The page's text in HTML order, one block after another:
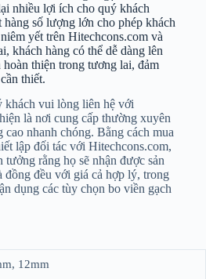
nhiều lợi ích cho quý khách
số lượng lớn cho phép khách
yết trên Hitechcons.com và
khách hàng có thể dễ dàng lên
hoàn thiện trong tương lai, đảm
thiết.
vui lòng liên hệ với
là nơi cung cấp thường xuyên
nhanh chóng. Bằng cách mua
lập đối tác với Hitechcons.com,
tưởng rằng họ sẽ nhận được sản
đồng đều với giá cả hợp lý, trong
dụng các tùy chọn bo viền gạch
12mm